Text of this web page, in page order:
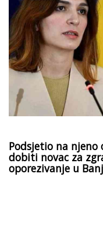
Podsjetio na njeno
dobiti novac za
oporezivanje u